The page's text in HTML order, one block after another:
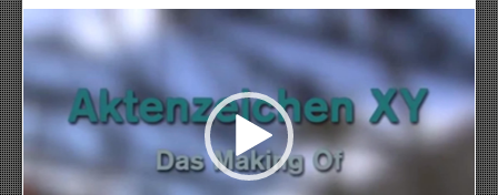
Video-
Player